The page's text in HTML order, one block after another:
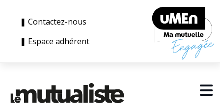
❚ Contactez-nous
❚ Espace adhérent